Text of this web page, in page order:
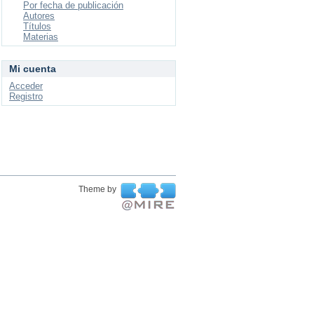
Por fecha de publicación
Autores
Títulos
Materias
Mi cuenta
Acceder
Registro
Theme by